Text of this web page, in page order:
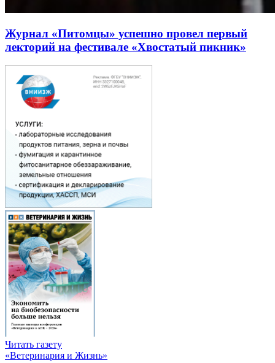
Журнал «Питомцы» успешно провел первый
лекторий на фестивале «Хвостатый пикник»
Читать газету
«Ветеринария и Жизнь»